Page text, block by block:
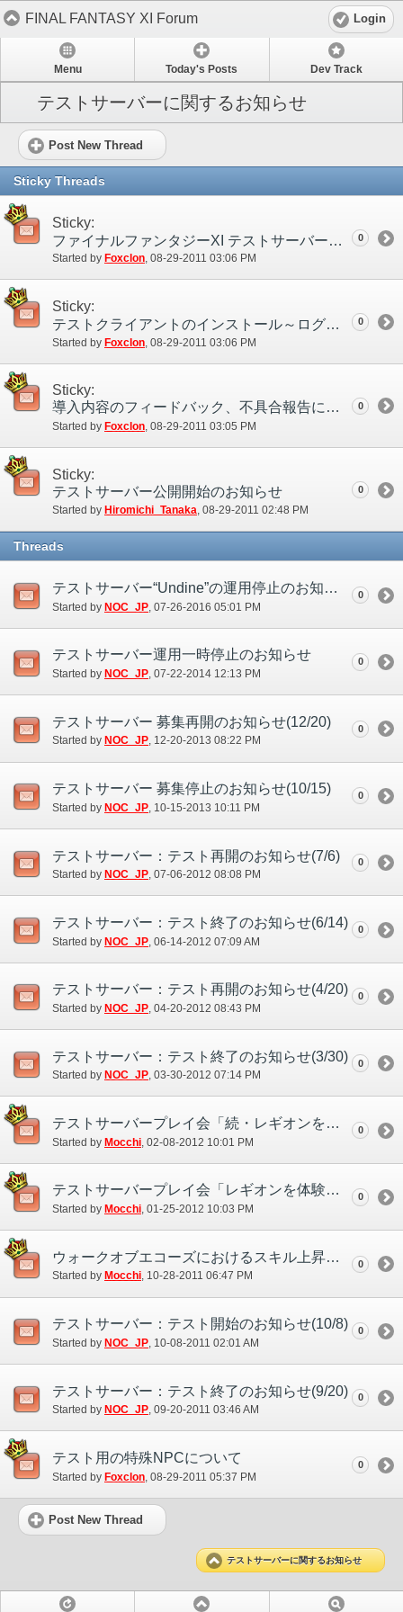
FINAL FANTASY XI Forum Login
Menu Today's Posts Dev Track
テストサーバーに関するお知らせ
Post New Thread
Sticky Threads
Sticky:
ファイナルファンタジーXI テストサーバーについて
Started by Foxclon‎, 08-29-2011 03:06 PM
0
Sticky:
テストクライアントのインストール～ログインについて
Started by Foxclon ‎, 08-29-2011 03:06 PM
0
Sticky:
導入内容のフィードバック、不具合報告について
Started by Foxclon‎, 08-29-2011 03:05 PM
0
Sticky:
テストサーバー公開開始のお知らせ
Started by Hiromichi_Tanaka‎, 08-29-2011 02:48 PM
0
Threads
テストサーバー“Undine”の運用停止のお知らせ(7/26)
Started by NOC_JP ‎, 07-26-2016 05:01 PM
0
テストサーバー運用一時停止のお知らせ
Started by NOC_JP‎, 07-22-2014 12:13 PM
0
テストサーバー 募集再開のお知らせ(12/20)
Started by NOC_JP‎, 12-20-2013 08:22 PM
0
テストサーバー 募集停止のお知らせ(10/15)
Started by NOC_JP ‎, 10-15-2013 10:11 PM
0
テストサーバー：テスト再開のお知らせ(7/6)
Started by NOC_JP‎, 07-06-2012 08:08 PM
0
テストサーバー：テスト終了のお知らせ(6/14)
Started by NOC_JP ‎, 06-14-2012 07:09 AM
0
テストサーバー：テスト再開のお知らせ(4/20)
Started by NOC_JP‎, 04-20-2012 08:43 PM
0
テストサーバー：テスト終了のお知らせ(3/30)
Started by NOC_JP‎, 03-30-2012 07:14 PM
0
テストサーバープレイ会「続・レギオンを体験してみよう！」のお知らせ
Started by Mocchi ‎, 02-08-2012 10:01 PM
0
テストサーバープレイ会「レギオンを体験してみよう！」のお知らせ
Started by Mocchi‎, 01-25-2012 10:03 PM
0
ウォークオブエコーズにおけるスキル上昇テストの導入について
Started by Mocchi‎, 10-28-2011 06:47 PM
0
テストサーバー：テスト開始のお知らせ(10/8)
Started by NOC_JP ‎, 10-08-2011 02:01 AM
0
テストサーバー：テスト終了のお知らせ(9/20)
Started by NOC_JP‎, 09-20-2011 03:46 AM
0
テスト用の特殊NPCについて
Started by Foxclon ‎, 08-29-2011 05:37 PM
0
Post New Thread
テストサーバーに関するお知らせ